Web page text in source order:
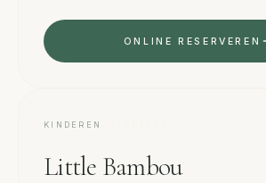
ONLINE RESERVEREN
KINDEREN
Little Bambou